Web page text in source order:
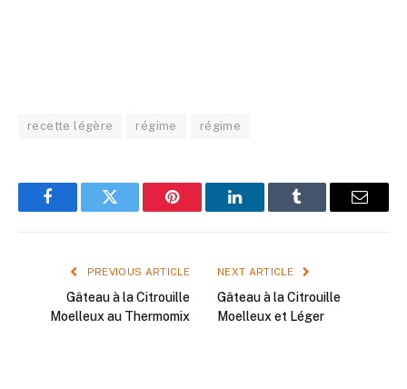
recette légère régime régime
FacebookTwitter Pinterest LinkedInTumblr Email
PREVIOUS ARTICLE
Gâteau à la Citrouille
Moelleux au Thermomix
NEXT ARTICLE
Gâteau à la Citrouille
Moelleux et Léger